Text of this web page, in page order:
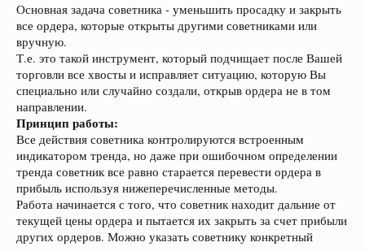
Основная задача советника - уменьшить просадку и закрыть
все ордера, которые открыты другими советниками или
вручную.
Т.е. это такой инструмент, который подчищает после Вашей
торговли все хвосты и исправляет ситуацию, которую Вы
специально или случайно создали, открыв ордера не в том
направлении.
Принцип работы:
Все действия советника контролируются встроенным
индикатором тренда, но даже при ошибочном определении
тренда советник все равно старается перевести ордера в
прибыль используя нижеперечисленные методы.
Работа начинается с того, что советник находит дальние от
текущей цены ордера и пытается их закрыть за счет прибыли
других ордеров. Можно указать советнику конкретный